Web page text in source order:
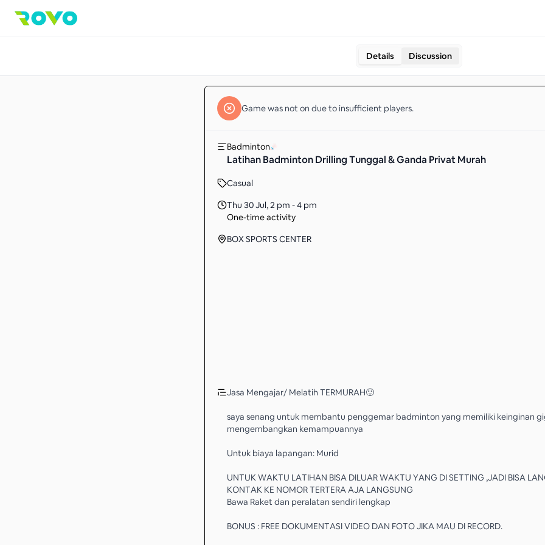
Details Discussion
Gamewas not on due to insufficient players.
Badminton
Latihan Badminton Drilling Tunggal & Ganda Privat Murah
Casual
Thu 30 Jul,2 pm - 4 pm
One-time activity
BOX SPORTS CENTER
Jasa Mengajar/ Melatih TERMURAH🙂
saya senang untuk membantu penggemar badminton yang memiliki keinginan
mengembangkan kemampuannya
Untuk biaya lapangan: Murid
UNTUK WAKTU LATIHAN BISA DILUAR WAKTU YANG DI SETTING ,JADI BISA
KONTAK KE NOMOR TERTERA AJA LANGSUNG
Bawa Raket dan peralatan sendiri lengkap
BONUS : FREE DOKUMENTASI VIDEO DAN FOTO JIKA MAU DI RECORD.